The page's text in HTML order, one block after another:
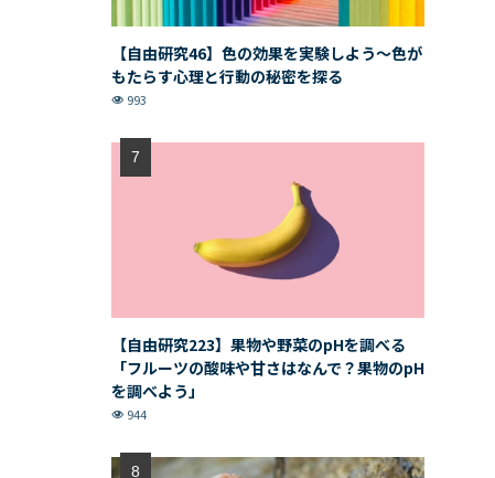
【自由研究46】色の効果を実験しよう〜色が
もたらす心理と行動の秘密を探る
993
【自由研究223】果物や野菜のpHを調べる
「フルーツの酸味や甘さはなんで？果物のpH
を調べよう」
944